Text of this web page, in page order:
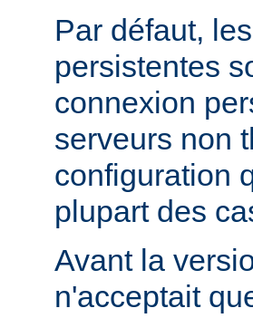
Par défaut,
persistentes
connexion
serveurs non
configuration
plupart des
Avant la
n'acceptait